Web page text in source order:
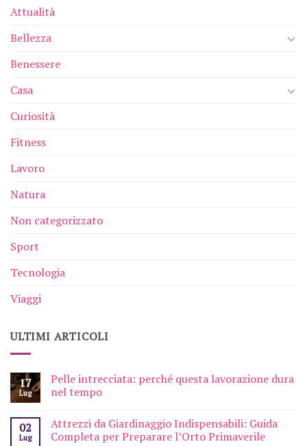
Attualità
Bellezza
Benessere
Casa
Curiosità
Fitness
Lavoro
Natura
Non categorizzato
Sport
Tecnologia
Viaggi
ULTIMI ARTICOLI
17
Lug
Pelle intrecciata: perché questa lavorazione dura
nel tempo
02
Lug
Attrezzi da Giardinaggio Indispensabili: Guida
Completa per Preparare l’Orto Primaverile